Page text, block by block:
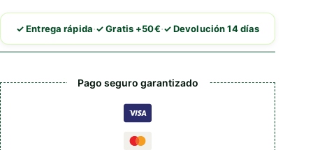
Gold
cantidad
✓ Entrega rápida·✓ Gratis +50€·✓ Devolución 14 días
Pago seguro garantizado